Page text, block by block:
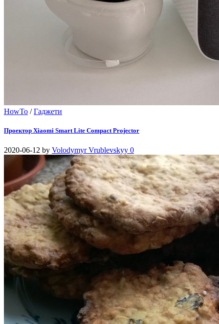
HowTo /Гаджети
Проектор Xiaomi Smart Lite Compact Projector
2020-06-12 by Volodymyr Vrublevskyy 0